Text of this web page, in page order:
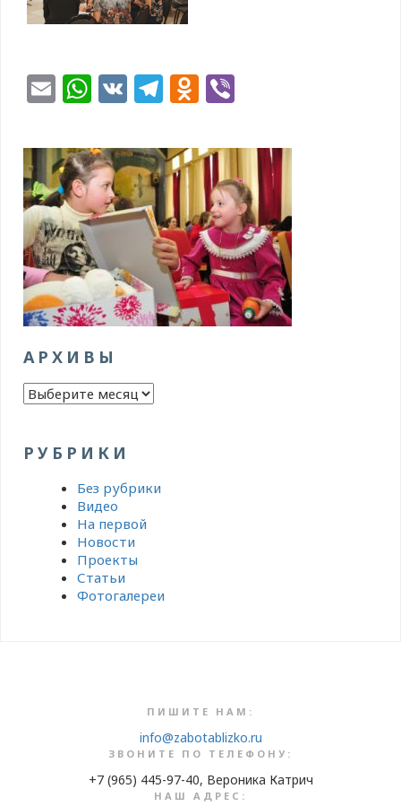
EmailWhatsApp
VK Telegram
Odnoklassniki
АРХИВЫ
Архивы
РУБРИКИ
Без рубрики
Видео
На первой
Новости
Проекты
Статьи
Фотогалереи
ПИШИТЕ НАМ:
info@zabotablizko.ru
ЗВОНИТЕ ПО ТЕЛЕФОНУ:
+7 (965) 445-97-40, Вероника Катрич
НАШ АДРЕС: